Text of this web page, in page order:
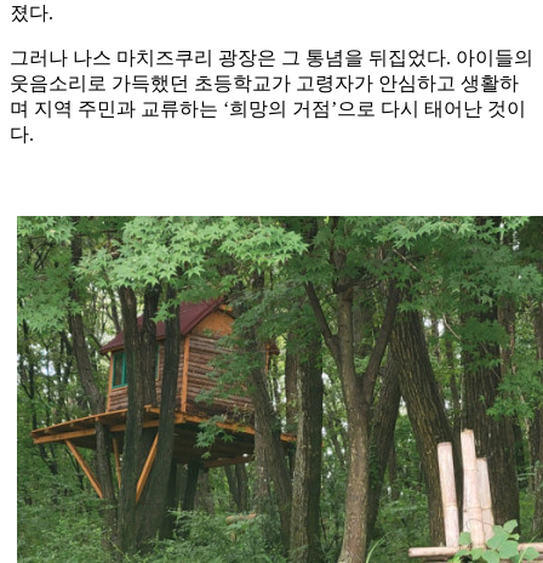
졌다.
그러나 나스 마치즈쿠리 광장은 그 통념을 뒤집었다. 아이들의
웃음소리로 가득했던 초등학교가 고령자가 안심하고 생활하
며 지역 주민과 교류하는 ‘희망의 거점’으로 다시 태어난 것이
다.